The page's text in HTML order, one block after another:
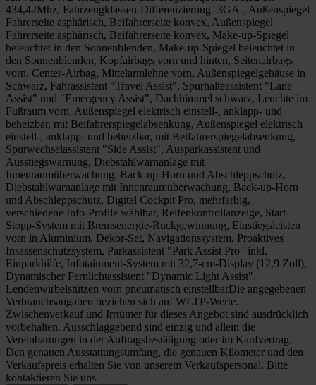
434,42Mhz, Fahrzeugklassen-Differenzierung -3GA-, Außenspiegel
Fahrerseite asphärisch, Beifahrerseite konvex, Außenspiegel
Fahrerseite asphärisch, Beifahrerseite konvex, Make-up-Spiegel
beleuchtet in den Sonnenblenden, Make-up-Spiegel beleuchtet in
den Sonnenblenden, Kopfairbags vorn und hinten, Seitenairbags
vorn, Center-Airbag, Mittelarmlehne vorn, Außenspiegelgehäuse in
Schwarz, Fahrassistent "Travel Assist", Spurhalteassistent "Lane
Assist" und "Emergency Assist", Dachhimmel schwarz, Leuchte im
Fußraum vorn, Außenspiegel elektrisch einstell-, anklapp- und
beheizbar, mit Beifahrerspiegelabsenkung, Außenspiegel elektrisch
einstell-, anklapp- und beheizbar, mit Beifahrerspiegelabsenkung,
Spurwechselassistent "Side Assist", Ausparkassistent und
Ausstiegswarnung, Diebstahlwarnanlage mit
Innenraumüberwachung, Back-up-Horn und Abschleppschutz,
Diebstahlwarnanlage mit Innenraumüberwachung, Back-up-Horn
und Abschleppschutz, Digital Cockpit Pro, mehrfarbig,
verschiedene Info-Profile wählbar, Reifenkontrollanzeige, Start-
Stopp-System mit Bremsenergie-Rückgewinnung, Einstiegsleisten
vorn in Aluminium, Dekor-Set, Navigationssystem, Proaktives
Insassenschutzsystem, Parkassistent "Park Assist Pro" inkl.
Einparkhilfe, Infotainment-System mit 32,7-cm-Display (12,9 Zoll),
Dynamischer Fernlichtassistent "Dynamic Light Assist",
Lendenwirbelstützen vorn pneumatisch einstellbarDie angegebenen
Verbrauchsangaben beziehen sich auf WLTP-Werte.
Zwischenverkauf und Irrtümer für dieses Angebot sind ausdrücklich
vorbehalten. Ausschlaggebend sind einzig und allein die
Vereinbarungen in der Auftragsbestätigung oder im Kaufvertrag.
Den genauen Ausstattungsumfang, die genauen Kilometer und den
Verkaufspreis erhalten Sie von unserem Verkaufspersonal. Bitte
kontaktieren Sie uns.